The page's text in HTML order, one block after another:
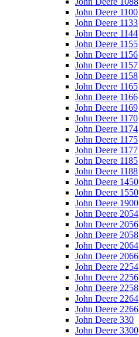
John Deere 1100
John Deere 1133
John Deere 1144
John Deere 1155
John Deere 1156
John Deere 1157
John Deere 1158
John Deere 1165
John Deere 1166
John Deere 1169
John Deere 1170
John Deere 1174
John Deere 1175
John Deere 1177
John Deere 1185
John Deere 1188
John Deere 1450
John Deere 1550
John Deere 1900
John Deere 2054
John Deere 2056
John Deere 2058
John Deere 2064
John Deere 2066
John Deere 2254
John Deere 2256
John Deere 2258
John Deere 2264
John Deere 2266
John Deere 330
John Deere 3300